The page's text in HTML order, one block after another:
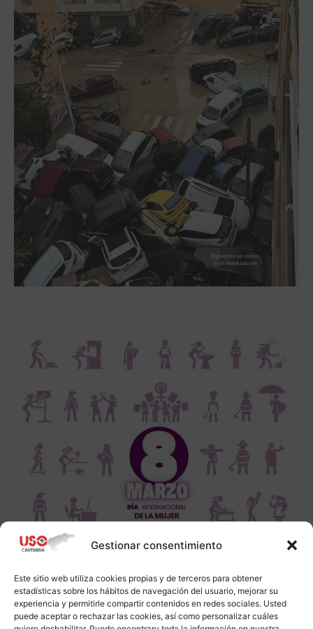
Gestionar consentimiento
Este sitio web utiliza cookies propias y de terceros para obtener
estadísticas sobre los hábitos de navegación del usuario, mejorar su
experiencia y permitirle compartir contenidos en redes sociales. Usted
puede aceptar o rechazar las cookies, así como personalizar cuáles